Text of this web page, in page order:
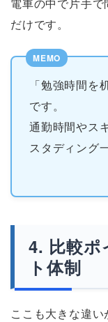
だけです。
「勉強時間
です。
通勤時間やス
スタディング
比較ポ
ト体制
ここも大きな違い